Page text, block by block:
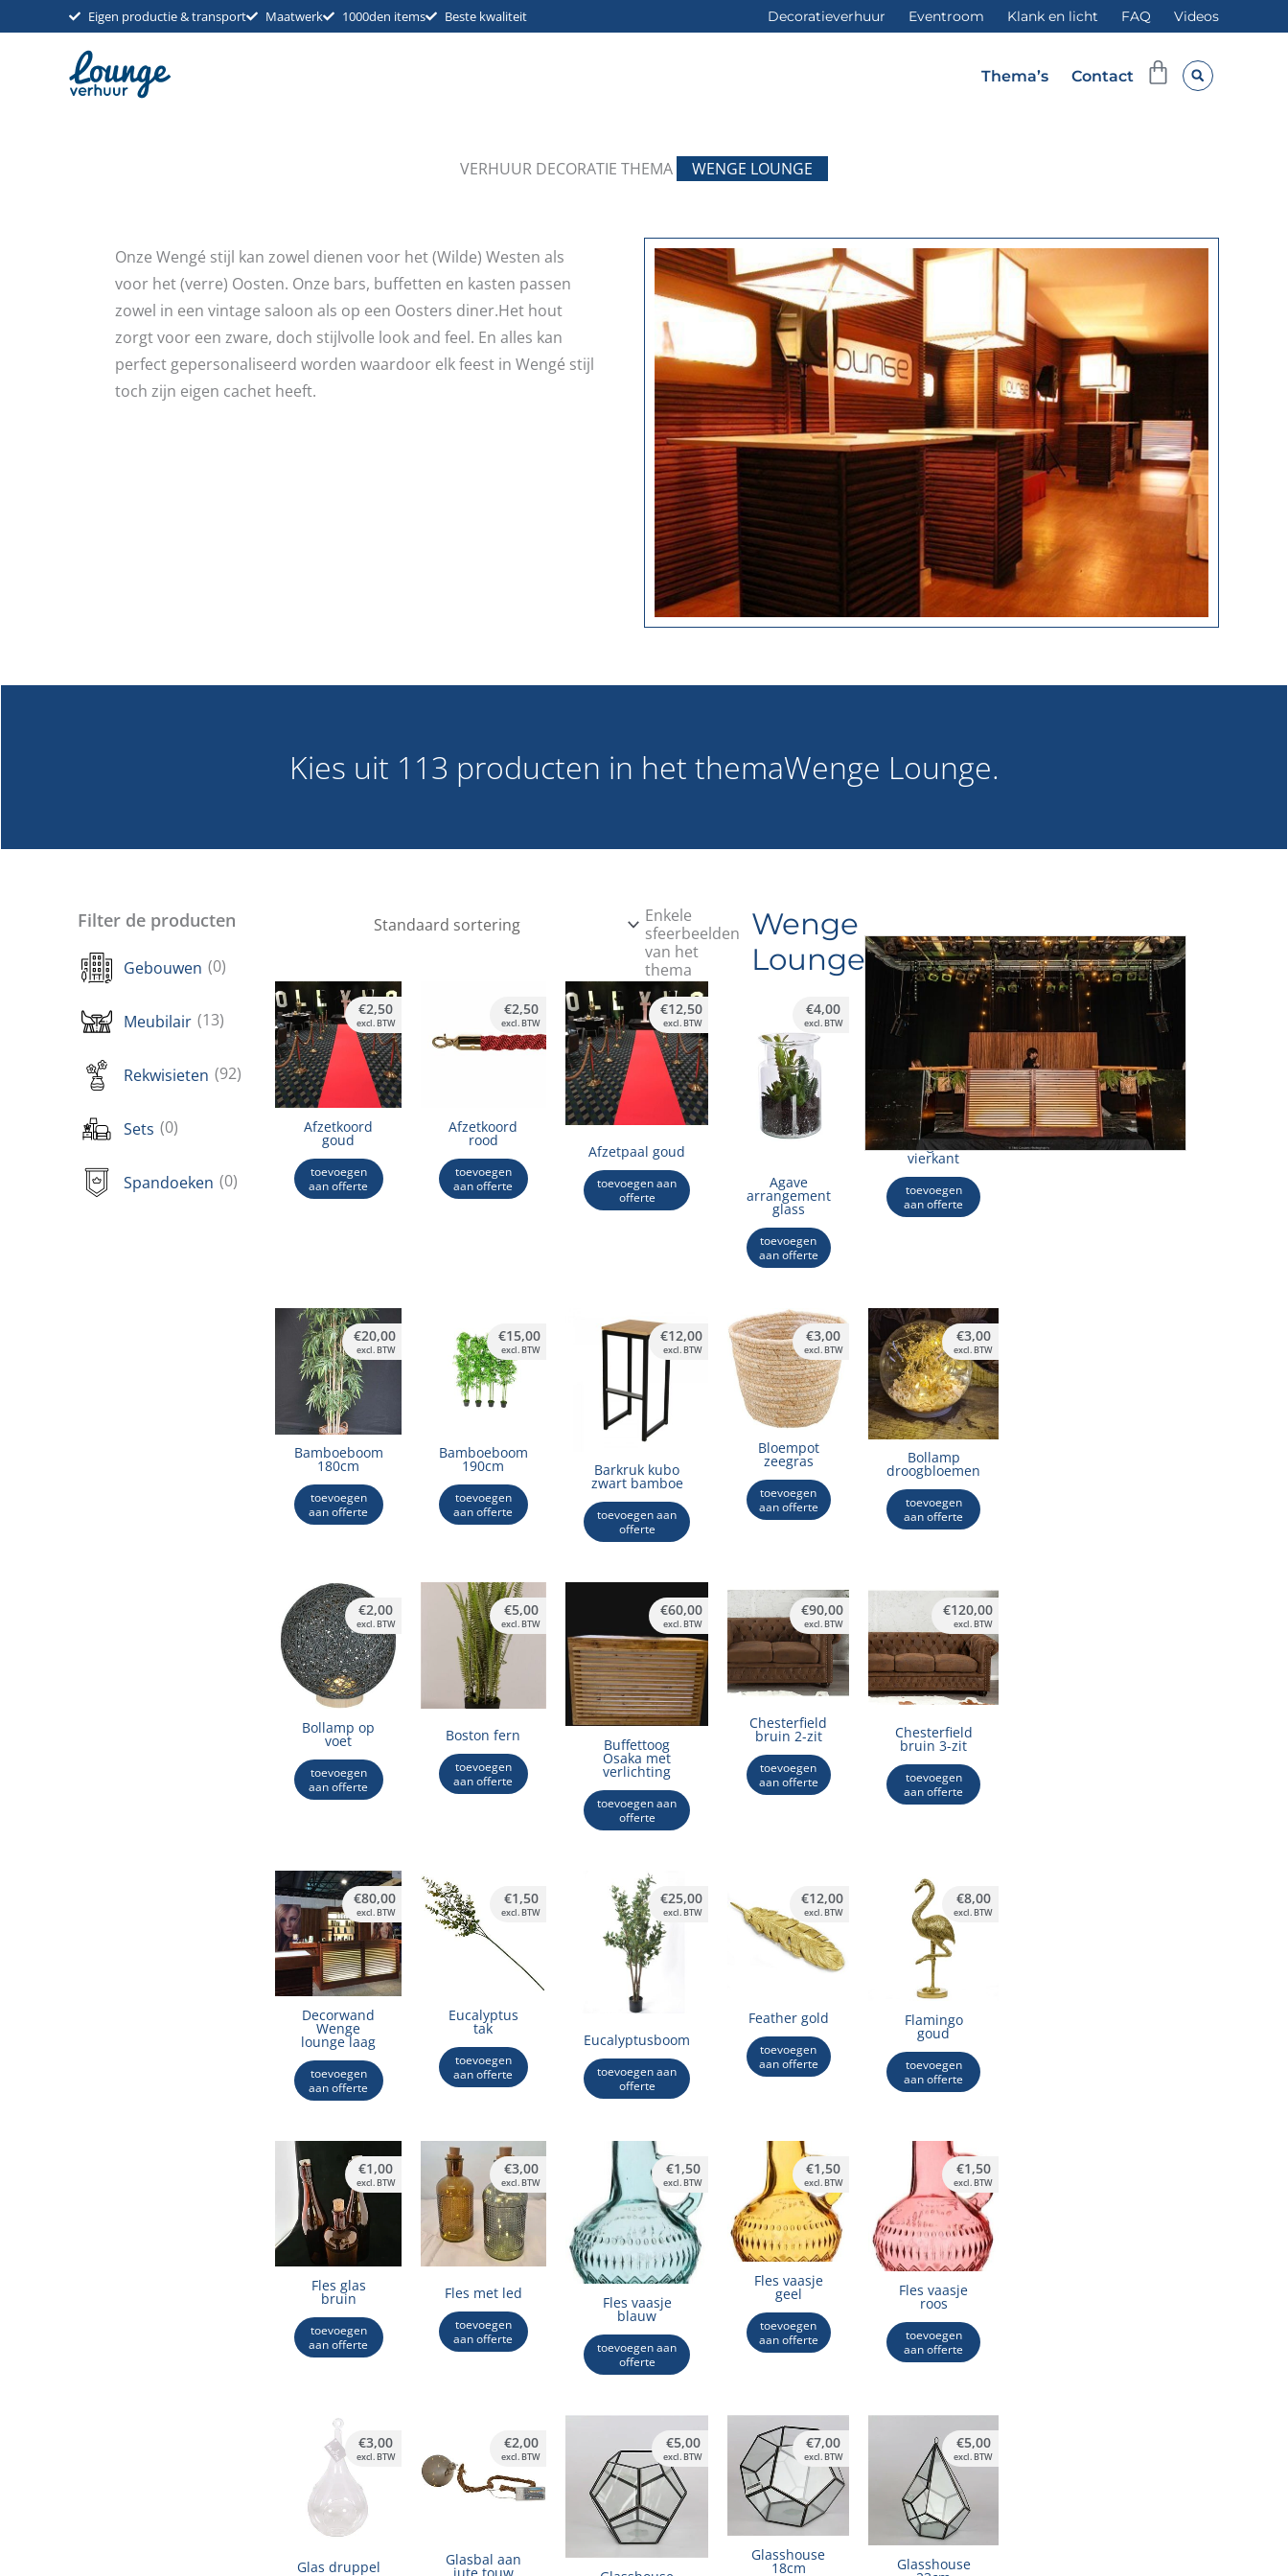
naar
Eigen productie & transport Maatwerk 1000den items Beste kwaliteit Decoratieverhuur Eventroom Klank en licht FAQ Videos
Thema’s Contact
VERHUUR DECORATIE THEMA WENGE LOUNGE
Onze Wengé stijl kan zowel dienen voor het (Wilde) Westen als
voor het (verre) Oosten. Onze bars, buffetten en kasten passen
zowel in een vintage saloon als op een Oosters diner.Het hout
zorgt voor een zware, doch stijlvolle look and feel. En alles kan
perfect gepersonaliseerd worden waardoor elk feest in Wengé stijl
toch zijn eigen cachet heeft.
Kies uit 113 producten in het themaWenge Lounge.
Filter de producten
Gebouwen (0)
Meubilair (13)
Rekwisieten (92)
Sets (0)
Spandoeken (0)
Afzetkoord
goud
toevoegen
aan offerte
€2,50
excl. BTW
Afzetkoord
rood
toevoegen
aan offerte
€2,50
excl. BTW
Afzetpaal goud
toevoegen aan
offerte
€12,50
excl. BTW
Agave
arrangement
glass
toevoegen
aan offerte
€4,00
excl. BTW
Agave
arrangement
vierkant
toevoegen
aan offerte
4,00
excl. BTW
Bamboeboom
180cm
toevoegen
aan offerte
€20,00
excl. BTW
Bamboeboom
190cm
toevoegen
aan offerte
€15,00
excl. BTW
Barkruk kubo
zwart bamboe
toevoegen aan
offerte
€12,00
excl. BTW
Bloempot
zeegras
toevoegen
aan offerte
€3,00
excl. BTW
Bollamp
droogbloemen
toevoegen
aan offerte
€3,00
excl. BTW
Bollamp op
voet
toevoegen
aan offerte
€2,00
excl. BTW
Boston fern
toevoegen
aan offerte
€5,00
excl. BTW
Buffettoog
Osaka met
verlichting
toevoegen aan
offerte
€60,00
excl. BTW
Chesterfield
bruin 2-zit
toevoegen
aan offerte
€90,00
excl. BTW
Chesterfield
bruin 3-zit
toevoegen
aan offerte
€120,00
excl. BTW
Decorwand
Wenge
lounge laag
toevoegen
aan offerte
€80,00
excl. BTW
Eucalyptus
tak
toevoegen
aan offerte
€1,50
excl. BTW
Eucalyptusboom
toevoegen aan
offerte
€25,00
excl. BTW
Feather gold
toevoegen
aan offerte
€12,00
excl. BTW
Flamingo
goud
toevoegen
aan offerte
€8,00
excl. BTW
Fles glas
bruin
toevoegen
aan offerte
€1,00
excl. BTW
Fles met led
toevoegen
aan offerte
€3,00
excl. BTW
Fles vaasje
blauw
toevoegen aan
offerte
€1,50
excl. BTW
Fles vaasje
geel
toevoegen
aan offerte
€1,50
excl. BTW
Fles vaasje
roos
toevoegen
aan offerte
€1,50
excl. BTW
Glas druppel
€3,00
excl. BTW
Glasbal aan
€2,00
excl. BTW
€5,00
excl. BTW
Glasshouse
18cm
€7,00
excl. BTW
Glasshouse
€5,00
excl. BTW
Enkele
sfeerbeelden
van het
thema
Wenge
Lounge.